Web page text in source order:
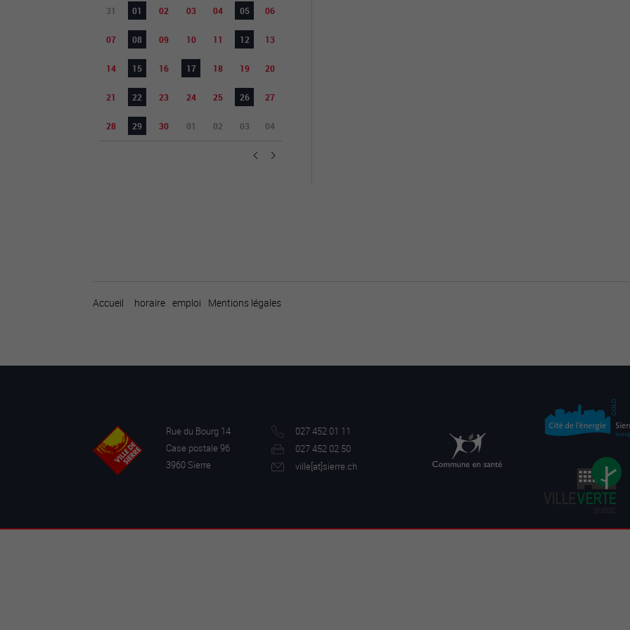
31 01 02 03 04 05 06
07 08 09 10 11 12 13
14 15 16 17 18 19 20
21 22 23 24 25 26 27
28 29 30 01 02 03 04
Accueil horaire emploi Mentions légales
Rue du Bourg 14
Case postale 96
3960 Sierre
027 452 01 11
027 452 02 50
ville[at]sierre.ch